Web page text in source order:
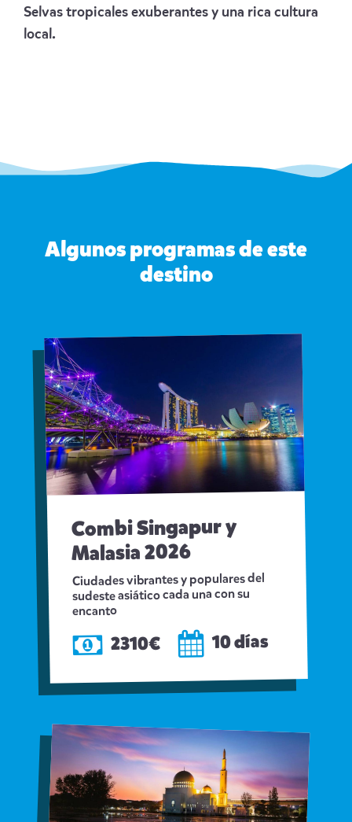
Selvas tropicales exuberantes y una rica cultura
local.
Algunos programas de este
destino
Combi Singapur y
Malasia 2026
Ciudades vibrantes y populares del
sudeste asiático cada una con su
encanto
2310€ 10 días